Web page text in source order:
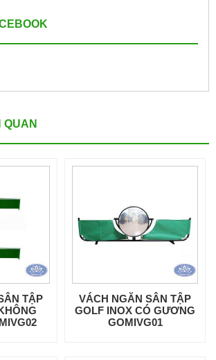
QUAN
TẬP
VÁCH NGĂN SÂN TẬP
GOLF INOX CÓ GƯƠNG
GOMIVG01